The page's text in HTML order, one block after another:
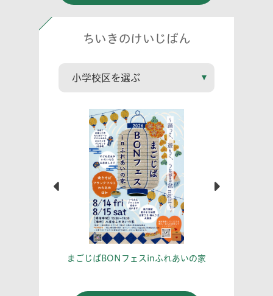
ちいきのけいじばん
まごじばBONフェスinふれあいの家